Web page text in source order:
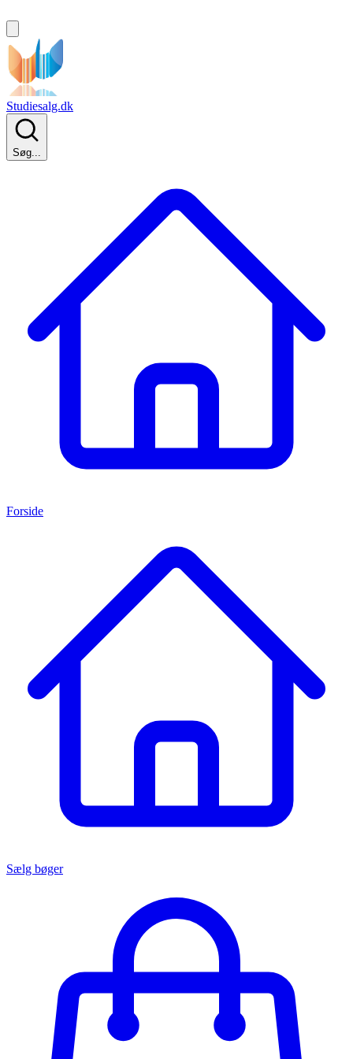
Studiesalg.dk
Søg...
Forside
Sælg bøger